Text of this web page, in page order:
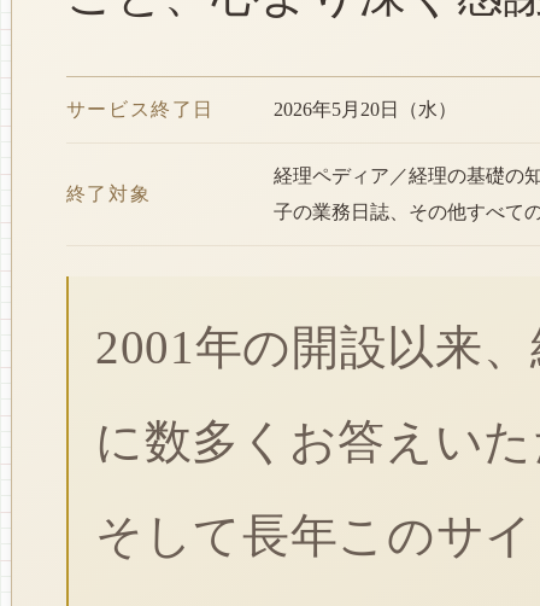
サービス終了日 2026年5月20日（水）
終了対象
経理ペディア／経理の基礎の
子の業務日誌、その他すべて
2001年の開設以来
に数多くお答えい
そして長年このサ